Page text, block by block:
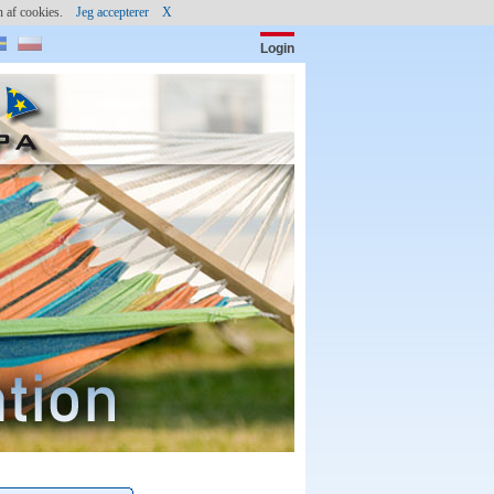
af cookies. Jeg accepterer
X
Login